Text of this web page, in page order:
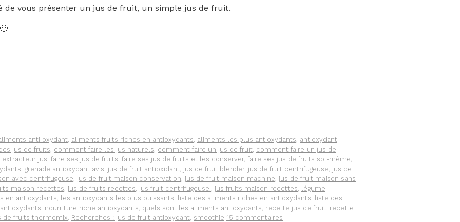
de vous présenter un jus de fruit, un simple jus de fruit.
anti oxydant, aliments fruits riches en antioxydants, aliments les plus antioxydants, antioxydant
jus de fruits, comment faire les jus naturels, comment faire un jus de fruit, comment faire un jus de
extracteur jus, faire ses jus de fruits, faire ses jus de fruits et les conserver, faire ses jus de fruits soi-même,
, grenade antioxydant avis, jus de fruit antioxidant, jus de fruit blender, jus de fruit centrifugeuse, jus de
avec centrifugeuse, jus de fruit maison conservation, jus de fruit maison machine, jus de fruit maison sans
maison recettes, jus de fruits recettes, jus fruit centrifugeuse., jus fruits maison recettes, légume
en antioxydants, les antioxydants les plus puissants, liste des aliments riches en antioxydants, liste des
, nourriture riche antioxydants, quels sont les aliments antioxydants, recette jus de fruit, recette
de fruits thermomix, Recherches : jus de fruit antioxydant, smoothie 15 commentaires